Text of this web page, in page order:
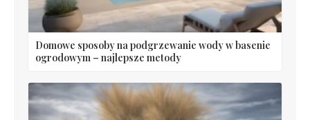
Domowe sposoby na podgrzewanie wody w basenie
ogrodowym – najlepsze metody